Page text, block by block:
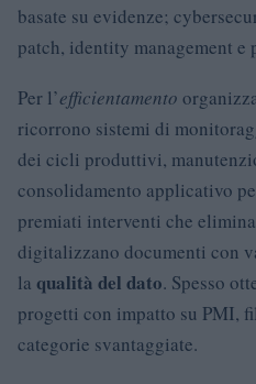
basate su evidenze;
patch, identity management
Per l’efficientamento
ricorrono sistemi di
dei cicli produttivi,
consolidamento applicativo
premiati interventi che
digitalizzano documenti con
la qualità del dato. Spesso
progetti con impatto su PMI,
categorie svantaggiate.